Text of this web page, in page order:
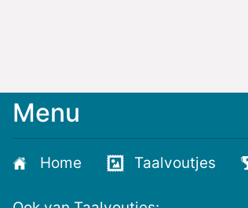
Menu
Home Taalvoutjes